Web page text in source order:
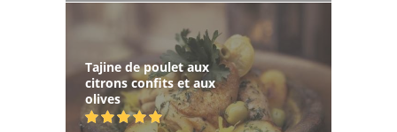
Tajine de poulet aux
citrons confits et aux
olives